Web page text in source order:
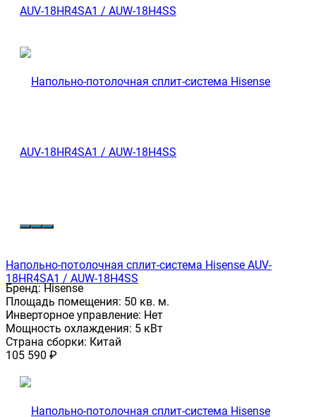
Напольно-потолочная сплит-система Hisense AUV-
18HR4SA1 / AUW-18H4SS
Бренд:Hisense
Площадь помещения: 50 кв. м.
Инверторное управление: Нет
Мощность охлаждения: 5 кВт
Страна сборки: Китай
105 590 ₽